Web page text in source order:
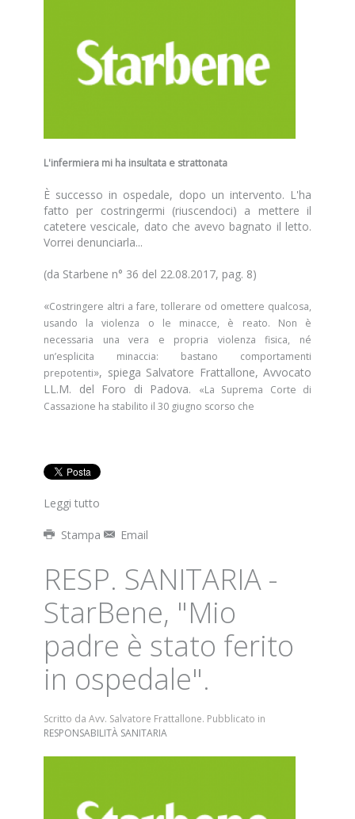
L'infermiera mi ha insultata e strattonata
È successo in ospedale, dopo un intervento. L'ha
fatto per costringermi (riuscendoci) a mettere il
catetere vescicale, dato che avevo bagnato il letto.
Vorrei denunciarla...
(da Starbene n° 36 del 22.08.2017, pag. 8)
«Costringere altri a fare, tollerare od omettere qualcosa,
usando la violenza o le minacce, è reato. Non è
necessaria una vera e propria violenza fisica, né
un’esplicita minaccia: bastano comportamenti
prepotenti», spiega Salvatore Frattallone, Avvocato
LL.M. del Foro di Padova. «La Suprema Corte di
Cassazione ha stabilito il 30 giugno scorso che
Leggi tutto
Stampa Email
RESP. SANITARIA -
StarBene, "Mio
padre è stato ferito
in ospedale".
Scritto da Avv. Salvatore Frattallone. Pubblicato in
RESPONSABILITÀ SANITARIA